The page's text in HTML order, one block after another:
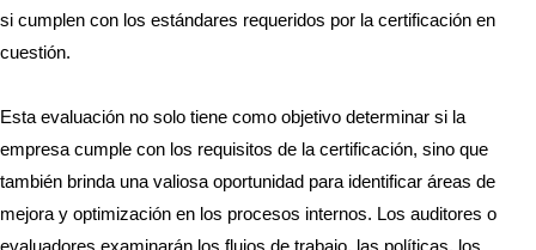
si cumplen con los estándares requeridos por la certificación en
cuestión.
Esta evaluación no solo tiene como objetivo determinar si la
empresa cumple con los requisitos de la certificación, sino que
también brinda una valiosa oportunidad para identificar áreas de
mejora y optimización en los procesos internos. Los auditores o
evaluadores examinarán los flujos de trabajo, las políticas, los